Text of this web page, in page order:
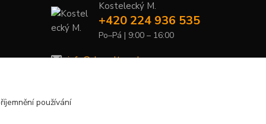
Kostelecký M.
+420 224 936 535
Po–Pá | 9:00 – 16:00
info@dewalt-praha.cz
používání